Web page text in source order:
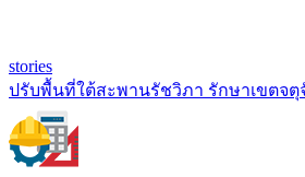
stories
ปรับพื้นที่ใต้สะพานรัชวิภา รักษาเขตจตุ